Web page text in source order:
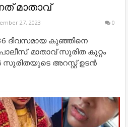
മാതാവ്
27, 2023 0
ദിവസമായ കുഞ്ഞിനെ
മാതാവ് സുരിത കുറ്റം
സുരിതയുടെ അറസ്റ്റ് ഉടൻ